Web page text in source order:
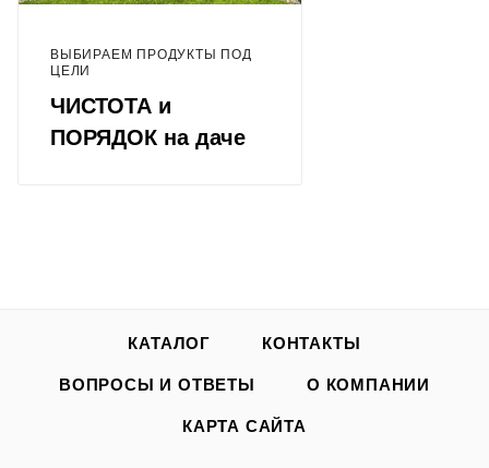
ВЫБИРАЕМ ПРОДУКТЫ ПОД
ЦЕЛИ
ЧИСТОТА и
ПОРЯДОК на даче
КАТАЛОГ КОНТАКТЫ
ВОПРОСЫ И ОТВЕТЫ О КОМПАНИИ
КАРТА САЙТА